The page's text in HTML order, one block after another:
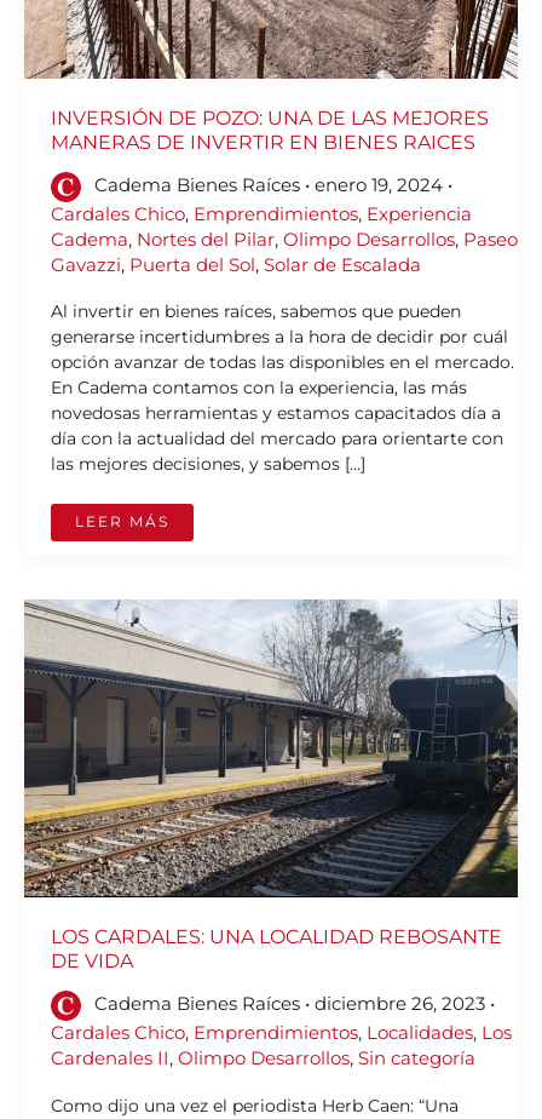
INVERSIÓN DE POZO: UNA DE LAS MEJORES
MANERAS DE INVERTIR EN BIENES RAICES
Cadema Bienes Raíces •enero 19, 2024 •
Cardales Chico, Emprendimientos, Experiencia
Cadema, Nortes del Pilar, Olimpo Desarrollos, Paseo
Gavazzi, Puerta del Sol, Solar de Escalada
Al invertir en bienes raíces, sabemos que pueden
generarse incertidumbres a la hora de decidir por cuál
opción avanzar de todas las disponibles en el mercado.
En Cadema contamos con la experiencia, las más
novedosas herramientas y estamos capacitados día a
día con la actualidad del mercado para orientarte con
las mejores decisiones, y sabemos […]
LEER MÁS
LOS CARDALES: UNA LOCALIDAD REBOSANTE
DE VIDA
Cadema Bienes Raíces •diciembre 26, 2023 •
Cardales Chico, Emprendimientos, Localidades, Los
Cardenales II, Olimpo Desarrollos, Sin categoría
Como dijo una vez el periodista Herb Caen: “Una
LOS
CARDALES:
UNA
LOCALIDAD
REBOSANTE
DE
VIDA